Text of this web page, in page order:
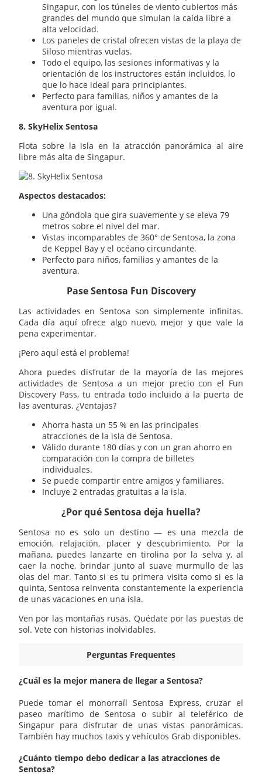
Singapur, con los túneles de viento cubiertos más
grandes del mundo que simulan la caída libre a
alta velocidad.
Los paneles de cristal ofrecen vistas de la playa de
Siloso mientras vuelas.
Todo el equipo, las sesiones informativas y la
orientación de los instructores están incluidos, lo
que lo hace ideal para principiantes.
Perfecto para familias, niños y amantes de la
aventura por igual.
8. SkyHelix Sentosa
Flota sobre la isla en la atracción panorámica al aire
libre más alta de Singapur.
Aspectos destacados:
Una góndola que gira suavemente y se eleva 79
metros sobre el nivel del mar.
Vistas incomparables de 360° de Sentosa, la zona
de Keppel Bay y el océano circundante.
Perfecto para niños, familias y amantes de la
aventura.
Pase Sentosa Fun Discovery
Las actividades en Sentosa son simplemente infinitas.
Cada día aquí ofrece algo nuevo, mejor y que vale la
pena experimentar.
¡Pero aquí está el problema!
Ahora puedes disfrutar de la mayoría de las mejores
actividades de Sentosa a un mejor precio con el Fun
Discovery Pass, tu entrada todo incluido a la puerta de
las aventuras. ¿Ventajas?
Ahorra hasta un 55 % en las principales
atracciones de la isla de Sentosa.
Válido durante 180 días y con un gran ahorro en
comparación con la compra de billetes
individuales.
Se puede compartir entre amigos y familiares.
Incluye 2 entradas gratuitas a la isla.
¿Por qué Sentosa deja huella?
Sentosa no es solo un destino — es una mezcla de
emoción, relajación, placer y descubrimiento. Por la
mañana, puedes lanzarte en tirolina por la selva y, al
caer la noche, brindar junto al suave murmullo de las
olas del mar. Tanto si es tu primera visita como si es la
quinta, Sentosa reinventa constantemente la experiencia
de unas vacaciones en una isla.
Ven por las montañas rusas. Quédate por las puestas de
sol. Vete con historias inolvidables.
Perguntas Frequentes
¿Cuál es la mejor manera de llegar a Sentosa?
Puede tomar el monorraíl Sentosa Express, cruzar el
paseo marítimo de Sentosa o subir al teleférico de
Singapur para disfrutar de unas vistas panorámicas.
También hay muchos taxis y vehículos Grab disponibles.
¿Cuánto tiempo debo dedicar a las atracciones de
Sentosa?